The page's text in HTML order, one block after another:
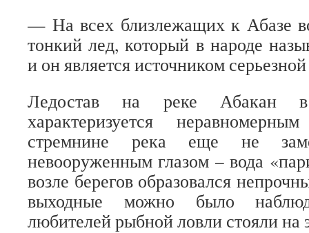
— На всех близлежащих к Абазе
тонкий лед, который в народе
и он является источником
Ледостав на реке Абакан
характеризуется
стремнине река еще не
невооруженным глазом – вода
возле берегов образовался
выходные можно было
любителей рыбной ловли стояли на